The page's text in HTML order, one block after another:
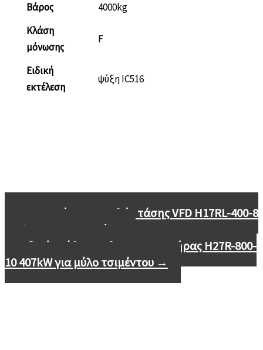
Βάρος
4000kg
Κλάση
μόνωσης
F
Ειδική
εκτέλεση
ψύξη IC516
Κινητήρας χαμηλής τάσης VFD H17RL-400-8
400kW για ανεμιστήρα
Ειδικός κάθετος ηλεκτροκινητήρας H27R-800-
10 407kW για μύλο τσιμέντου →